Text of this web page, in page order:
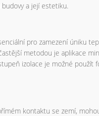
a její estetiku.
pro zamezení úniku
metodou je aplikace
izolace je možné
kontaktu se zemí,